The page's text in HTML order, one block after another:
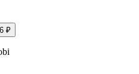
₽